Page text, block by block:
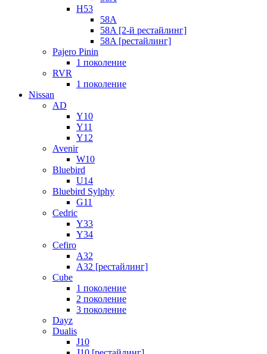
H53
58A
58A [2-й рестайлинг]
58A [рестайлинг]
Pajero Pinin
1 поколение
RVR
1 поколение
Nissan
AD
Y10
Y11
Y12
Avenir
W10
Bluebird
U14
Bluebird Sylphy
G11
Cedric
Y33
Y34
Cefiro
A32
A32 [рестайлинг]
Cube
1 поколение
2 поколение
3 поколение
Dayz
Dualis
J10